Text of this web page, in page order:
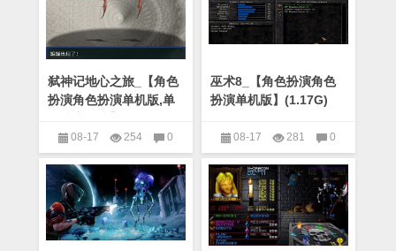
弑神记地心之旅_【角色
扮演角色扮演单机版,单
08-17 254
0
角色扮演
巫术8_【角色扮演角色
扮演单机版】(1.17G)
08-17 281
0
角色扮演